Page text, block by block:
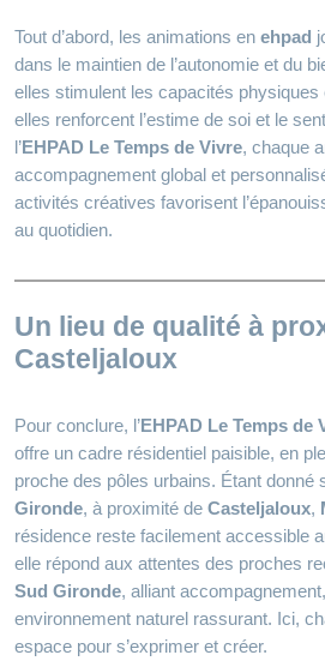
Tout d’abord, les animations en ehpad
dans le maintien de l’autonomie et du
elles stimulent les capacités physiques
elles renforcent l’estime de soi et le
l’EHPAD Le Temps de Vivre, chaque
accompagnement global et
activités créatives favorisent
au quotidien.
Un lieu de qualité à
Casteljaloux
Pour conclure, l’EHPAD Le Temps de
offre un cadre résidentiel paisible, en
proche des pôles urbains. Étant donné
Gironde, à proximité de Casteljaloux,
résidence reste facilement accessible
elle répond aux attentes des proches
Sud Gironde, alliant
environnement naturel rassurant. Ici,
espace pour s’exprimer et créer.